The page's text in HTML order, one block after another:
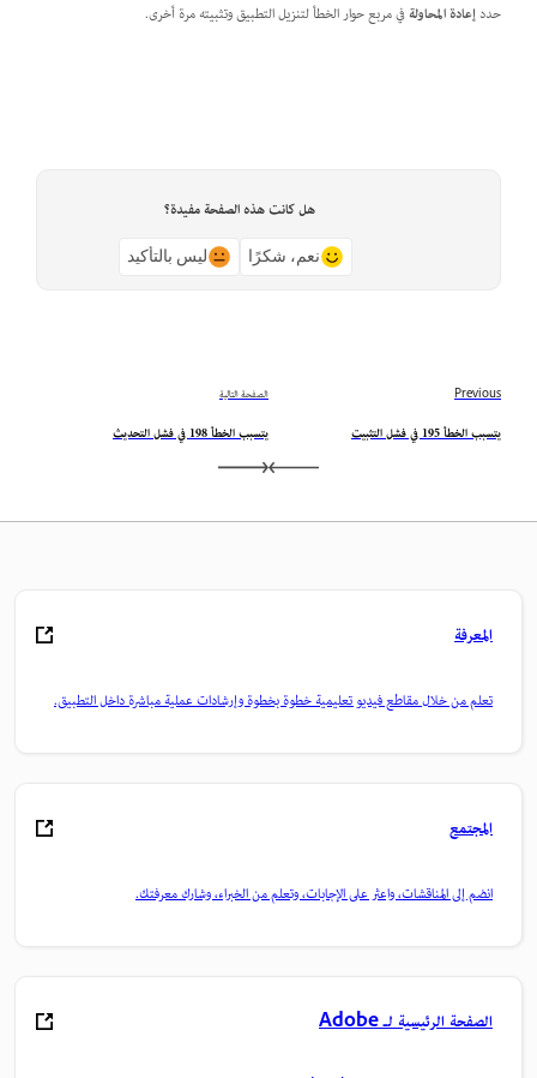
حددإعادة المحاولةفي مربع حوار الخطأ لتنزيل التطبيق وتثبيته مرة أخرى.
هل كانت هذه الصفحة مفيدة؟
نعم، شكرًا ليس بالتأكيد
Previous
يتسبب الخطأ 195 في فشل التثبيت
الصفحة التالية
يتسبب الخطأ 198 في فشل التحديث
المعرفة
تعلم من خلال مقاطع فيديو تعليمية خطوة بخطوة وإرشادات عملية مباشرة داخل التطبيق.
المجتمع
انضم إلى المناقشات، واعثر على الإجابات، وتعلم من الخبراء، وشارك معرفتك.
الصفحة الرئيسية لـ Adobe